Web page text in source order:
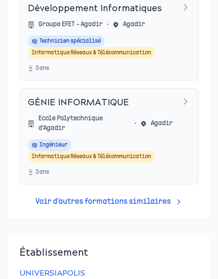
Développement Informatiques
Groupe EFET - Agadir • Agadir
Technicien spécialisé
Informatique Réseaux & Télécommunication
3ans
GÉNIE INFORMATIQUE
Ecole Polytechnique
d'Agadir
• Agadir
Ingénieur
Informatique Réseaux & Télécommunication
3ans
Voir d'autres formations similaires
Établissement
UNIVERSIAPOLIS